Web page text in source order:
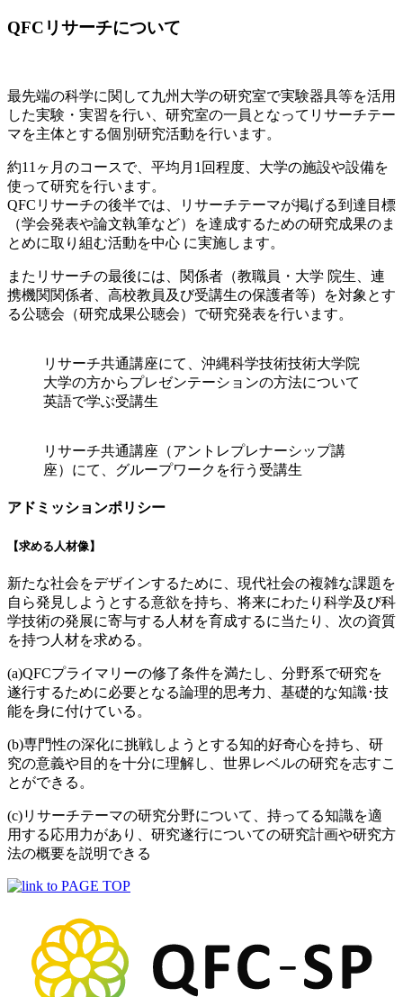
QFCリサーチについて
最先端の科学に関して九州大学の研究室で実験器具等を活用
した実験・実習を行い、研究室の一員となってリサーチテー
マを主体とする個別研究活動を行います。
約11ヶ月のコースで、平均月1回程度、大学の施設や設備を
使って研究を行います。
QFCリサーチの後半では、リサーチテーマが掲げる到達目標
（学会発表や論文執筆など）を達成するための研究成果のま
とめに取り組む活動を中心 に実施します。
またリサーチの最後には、関係者（教職員・大学 院生、連
携機関関係者、高校教員及び受講生の保護者等）を対象とす
る公聴会（研究成果公聴会）で研究発表を行います。
リサーチ共通講座にて、沖縄科学技術技術大学院
大学の方からプレゼンテーションの方法について
英語で学ぶ受講生
リサーチ共通講座（アントレプレナーシップ講
座）にて、グループワークを行う受講生
アドミッションポリシー
【求める人材像】
新たな社会をデザインするために、現代社会の複雑な課題を
自ら発見しようとする意欲を持ち、将来にわたり科学及び科
学技術の発展に寄与する人材を育成するに当たり、次の資質
を持つ人材を求める。
(a)QFCプライマリーの修了条件を満たし、分野系で研究を
遂行するために必要となる論理的思考力、基礎的な知識･技
能を身に付けている。
(b)専門性の深化に挑戦しようとする知的好奇心を持ち、研
究の意義や目的を十分に理解し、世界レベルの研究を志すこ
とができる。
(c)リサーチテーマの研究分野について、持ってる知識を適
用する応用力があり、研究遂行についての研究計画や研究方
法の概要を説明できる